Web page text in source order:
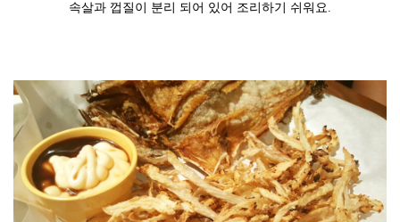
속살과 껍질이 분리 되어 있어 조리하기 쉬워요.